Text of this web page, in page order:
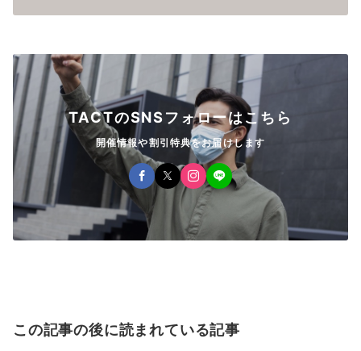
TACTのSNSフォローはこちら
開催情報や割引特典をお届けします
この記事の後に読まれている記事